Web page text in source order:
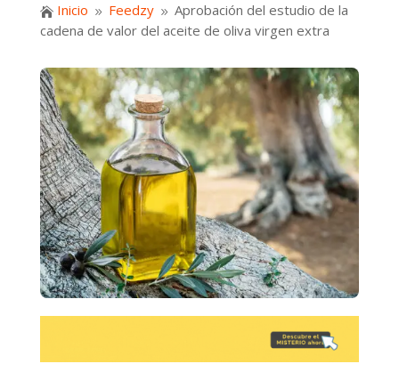
 Inicio 9 Feedzy 9 Aprobación del estudio de la
cadena de valor del aceite de oliva virgen extra